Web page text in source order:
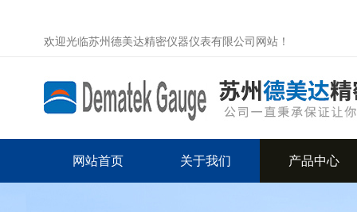
欢迎光临苏州德美达精密仪器仪表有限公司网站！
网站首页 关于我们 产品中心